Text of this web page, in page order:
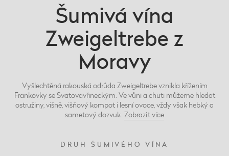
Šumivá vína
Zweigeltrebe z
Moravy
Vyšlechtěná rakouská odrůda Zweigeltrebe vznikla křížením
Frankovky se Svatovavřineckým. Ve vůni a chuti můžeme hledat
ostružiny, višně, višňový kompot i lesní ovoce, vždy však hebký a
sametový dozvuk. Zobrazitvíce
DRUH ŠUMIVÉHO VÍNA